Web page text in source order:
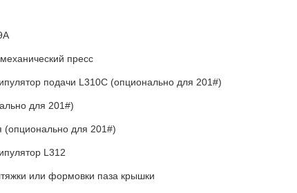
пресс
подачи L310C (опционально для 201#)
для 201#)
для 201#)
L312
или формовки паза крышки